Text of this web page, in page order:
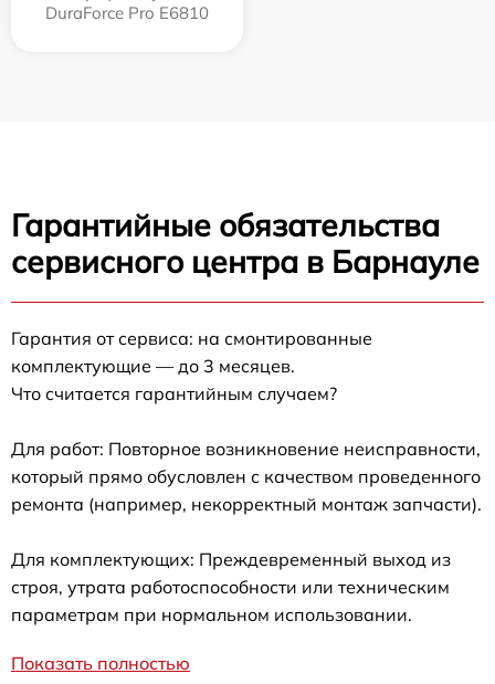
DuraForce Pro E6810
Гарантийные обязательства
сервисного центра в Барнауле
Гарантия от сервиса: на смонтированные
комплектующие — до 3 месяцев.
Что считается гарантийным случаем?
Для работ: Повторное возникновение неисправности,
который прямо обусловлен с качеством проведенного
ремонта (например, некорректный монтаж запчасти).
Для комплектующих: Преждевременный выход из
строя, утрата работоспособности или техническим
параметрам при нормальном использовании.
Показать полностью